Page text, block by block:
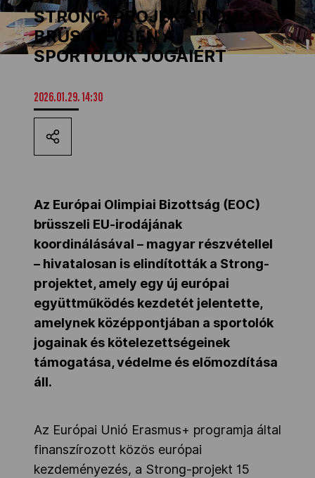
Los Angeles 2028
Kettőskarrier-program
Társszervezetek
OVEP
Adatbank
STRONG-PROJEKT INDULT
BRÜSSZELBEN A
SPORTOLÓK JOGAIÉRT
2026.01.29. 14:30
Az Európai Olimpiai Bizottság (EOC)
brüsszeli EU-irodájának
koordinálásával – magyar részvétellel
– hivatalosan is elindították a Strong-
projektet, amely egy új európai
együttműködés kezdetét jelentette,
amelynek középpontjában a sportolók
jogainak és kötelezettségeinek
támogatása, védelme és előmozdítása
áll.
Az Európai Unió Erasmus+ programja által
finanszírozott közös európai
kezdeményezés, a Strong-projekt 15